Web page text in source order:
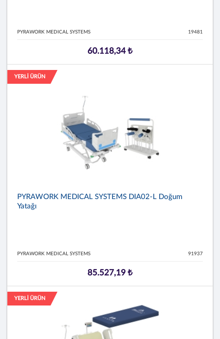
PYRAWORK MEDICAL SYSTEMS 19481
60.118,34 ₺
YERLİ ÜRÜN
PYRAWORK MEDICAL SYSTEMS DIA02-L Doğum
Yatağı
PYRAWORK MEDICAL SYSTEMS 91937
85.527,19 ₺
YERLİ ÜRÜN